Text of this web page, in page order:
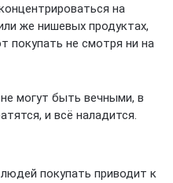
на
же нишевых продуктах,
не смотря ни на
могут быть вечными, в
и всё наладится.
покупать приводит к